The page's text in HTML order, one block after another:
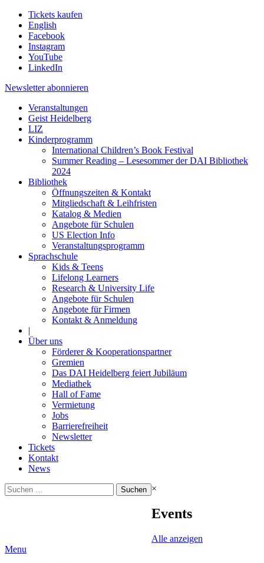
Tickets kaufen
English
Facebook
Instagram
YouTube
LinkedIn
Newsletter abonnieren
Veranstaltungen
Geist Heidelberg
LIZ
Kinderprogramm
International Children’s Book Festival
Summer Reading – Lesesommer der DAI Bibliothek
2024
Bibliothek
Öffnungszeiten & Kontakt
Mitgliedschaft & Leihfristen
Katalog & Medien
Angebote für Schulen
US Election Info
Veranstaltungsprogramm
Sprachschule
Kids & Teens
Lifelong Learners
Research & University Life
Angebote für Schulen
Angebote für Firmen
Kontakt & Anmeldung
|
Über uns
Förderer & Kooperationspartner
Gremien
Das DAI Heidelberg feiert Jubiläum
Mediathek
Hall of Fame
Vermietung
Jobs
Barrierefreiheit
Newsletter
Tickets
Kontakt
News
Suchen
nach:
×
Events
Alle anzeigen
Menu